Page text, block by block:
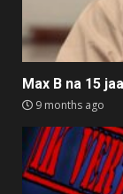
Max B na 15
9 months ago